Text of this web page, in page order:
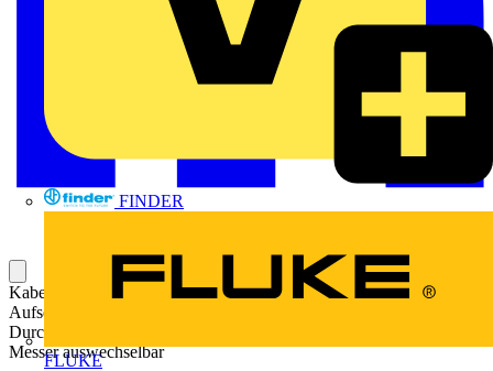
FINDER
FLUKE
Kabelentmanteler Kabifix für Längs- und Rundschnitt, zum
Aufschlitzen und Entmanteln von Kabeln von 6-28mm
Durchmesser geeignet, auch zum Abschneiden von PVC-Rohren,
Messer auswechselbar